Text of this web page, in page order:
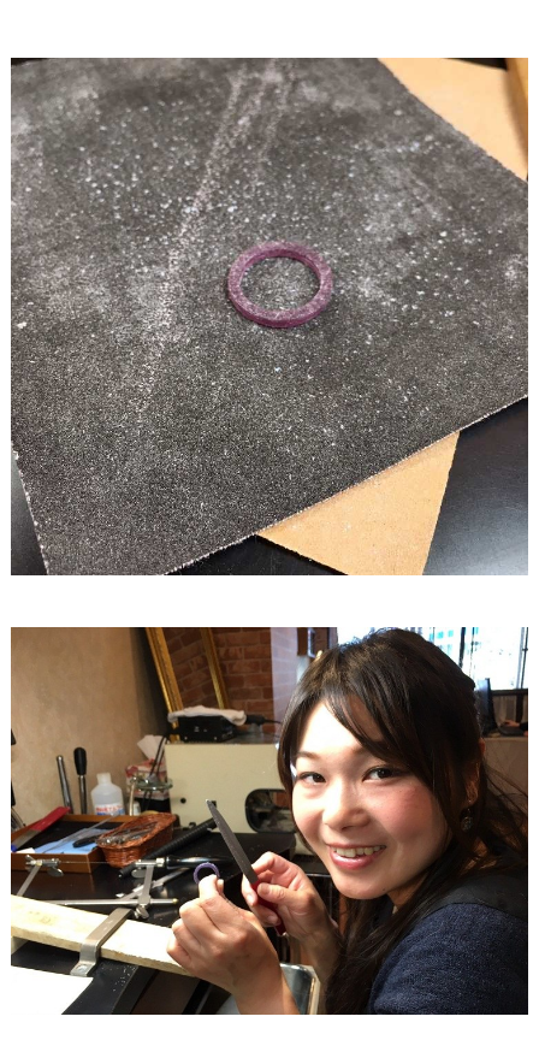
P
L
A
C
O
L
E
&
D
R
E
S
S
Y
公
イ
ト
▶